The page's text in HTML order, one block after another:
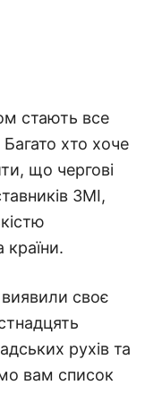
стають все
хто хоче
що чергові
ЗМІ,
країни.
виявили своє
рухів та
вам список